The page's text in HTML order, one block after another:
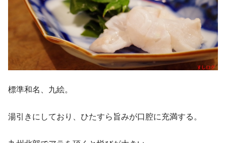
標準和名、九絵。
湯引きにしており、ひたすら旨みが口腔に充満する。